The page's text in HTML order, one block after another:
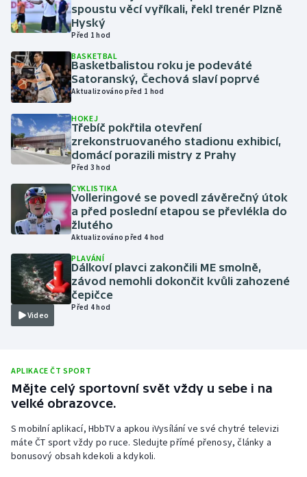
Judo
Krasobruslení
Lezení
Lyže a snowboard
Moderní pětiboj
Motorsport
Olympijské hry
Parasport
Plavání
Plážový volejbal
Rychlobruslení
Rychlostní kanoistika
Short track
spoustu věcí vyříkali, řekl trenér Plzně
Hyský
Před 1 hod
BASKETBAL
Basketbalistou roku je podeváté
Satoranský, Čechová slaví poprvé
Aktualizováno před 1 hod
HOKEJ
Třebíč pokřtila otevření
zrekonstruovaného stadionu exhibicí,
domácí porazili mistry z Prahy
Před 3 hod
CYKLISTIKA
Volleringové se povedl závěrečný útok
a před poslední etapou se převlékla do
žlutého
Aktualizováno před 4 hod
Video
PLAVÁNÍ
Dálkoví plavci zakončili ME smolně,
závod nemohli dokončit kvůli zahozené
čepičce
Před 4 hod
APLIKACE ČT SPORT
Mějte celý sportovní svět vždy u sebe i na
velké obrazovce.
S mobilní aplikací, HbbTV a apkou iVysílání ve své chytré televizi
máte ČT sport vždy po ruce. Sledujte přímé přenosy, články a
bonusový obsah kdekoli a kdykoli.